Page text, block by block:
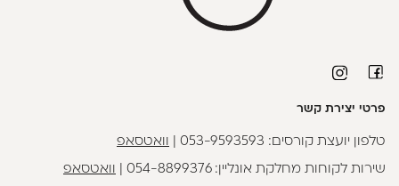
פרטי יצירת קשר
טלפון יועצת קורסים: 053-9593593 וואטסאפ
שירות לקוחות מחלקת אונליין:054-8899376 וואטסאפ